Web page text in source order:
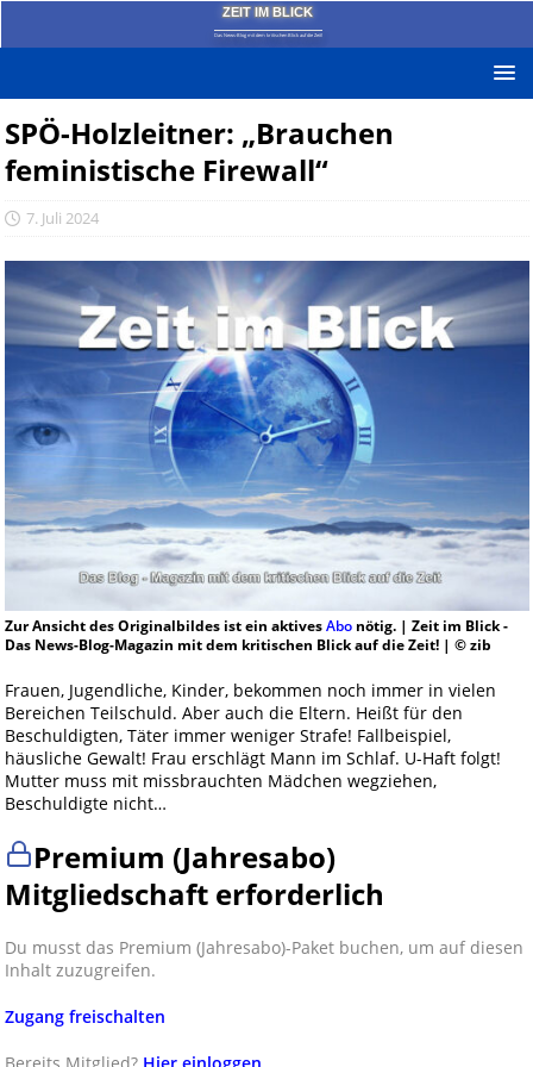
ZEIT IM BLICK
Das News-Blog mit dem kritischen Blick auf die Zeit!
SPÖ-Holzleitner: „Brauchen
feministische Firewall“
7. Juli 2024
Zur Ansicht des Originalbildes ist ein aktivesAbonötig. | Zeit im Blick -
Das News-Blog-Magazin mit dem kritischen Blick auf die Zeit! | © zib
Frauen, Jugendliche, Kinder, bekommen noch immer in vielen
Bereichen Teilschuld. Aber auch die Eltern. Heißt für den
Beschuldigten, Täter immer weniger Strafe! Fallbeispiel,
häusliche Gewalt! Frau erschlägt Mann im Schlaf. U-Haft folgt!
Mutter muss mit missbrauchten Mädchen wegziehen,
Beschuldigte nicht…
Premium (Jahresabo)
Mitgliedschaft erforderlich
Du musst das Premium (Jahresabo)-Paket buchen, um auf diesen
Inhalt zuzugreifen.
Zugang freischalten